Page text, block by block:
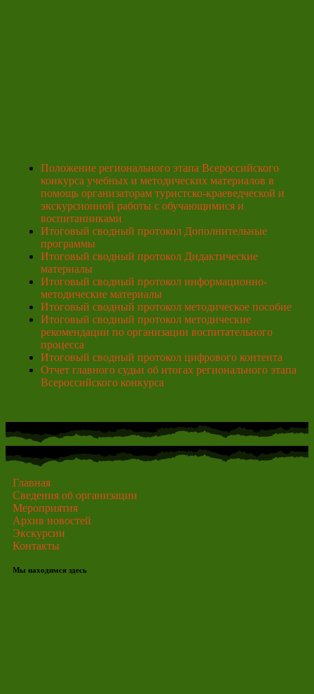
Положение регионального этапа Всероссийского
конкурса учебных и методических материалов в
помощь организаторам туристско-краеведческой и
экскурсионной работы с обучающимися и
воспитанниками
Итоговый сводный протокол Дополнительные
программы
Итоговый сводный протокол Дидактические
материалы
Итоговый сводный протокол информационно-
методические материалы
Итоговый сводный протокол методическое пособие
Итоговый сводный протокол методические
рекомендации по организации воспитательного
процесса
Итоговый сводный протокол цифрового контента
Отчет главного судьи об итогах регионального этапа
Всероссийского конкурса
Главная
Сведения об организации
Мероприятия
Архив новостей
Экскурсии
Контакты
Мы находимся здесь